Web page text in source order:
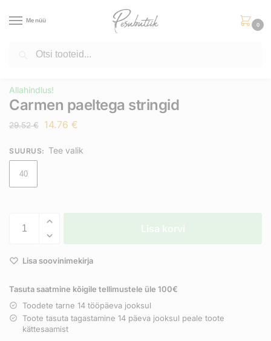
Menüü
0
/ Allahindlus Carmen paeltega stringid
Allahindlus!
Carmen paeltega stringid
29.52€ 14.76 €
SUURUS: Tee valik
40
Lisa korvi
Lisa soovinimekirja
Tasuta saatmine kõigile tellimustele üle 100€
Toodete tarne 14 tööpäeva jooksul
Toote tasuta tagastamine 14 päeva jooksul peale toote
kättesaamist